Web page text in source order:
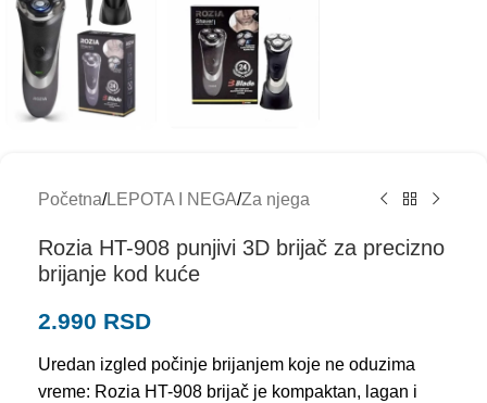
Početna/LEPOTA I NEGA/Za njega
Rozia HT-908 punjivi 3D brijač za precizno
brijanje kod kuće
2.990 RSD
Uredan izgled počinje brijanjem koje ne oduzima
vreme: Rozia HT-908 brijač je kompaktan, lagan i